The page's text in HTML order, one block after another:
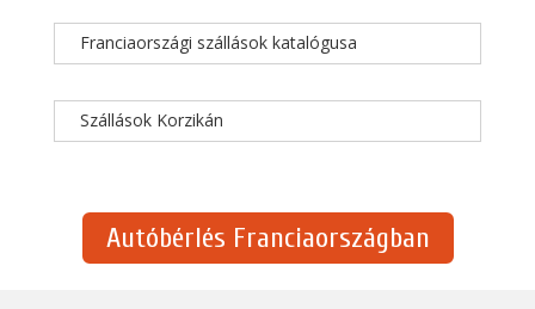
Franciaországi szállások katalógusa
Szállások Korzikán
Autóbérlés Franciaországban